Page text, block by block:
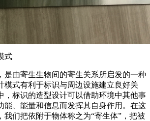
式
由寄生生物间的寄生关系所启发的一种
模式有利于标识与周边设施建立良好关
，标识的造型设计可以借助环境中其他事
能、能量和信息而发挥其自身作用。在这
我们把依附于物体称之为“寄生体”，把被